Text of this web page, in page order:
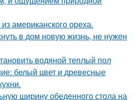
американского ореха.
в дом новую жизнь, не нужен
водяной теплый пол
белый цвет и древесные
ширину обеденного стола на